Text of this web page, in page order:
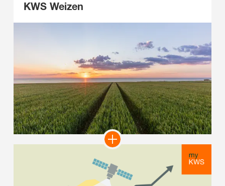
KWS Weizen